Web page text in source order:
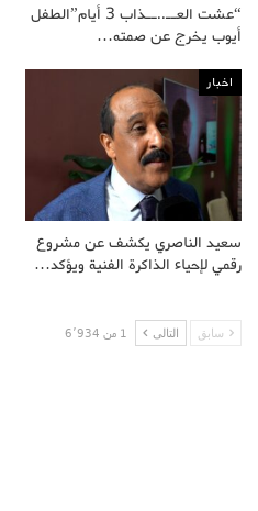
“عشت العــ..ــذاب 3 أيام”الطفل
أيوب يخرج عن صمته…
اخبار
سعيد الناصري يكشف عن مشروع
رقمي لإحياء الذاكرة الفنية ويؤكد…
سابق التالى 1 من 6٬934